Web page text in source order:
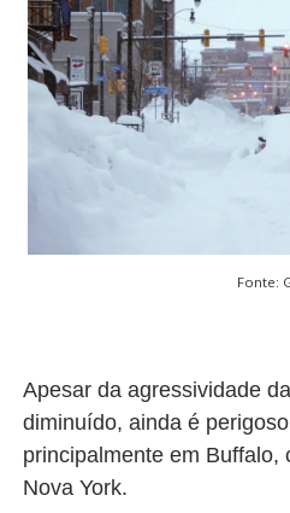
Fonte:
Apesar da agressividade
diminuído, ainda é
principalmente em Buffalo,
Nova York.